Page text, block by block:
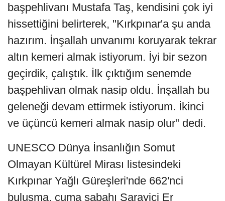
başpehlivanı Mustafa Taş, kendisini çok iyi
hissettiğini belirterek, "Kırkpınar'a şu anda
hazırım. İnşallah unvanımı koruyarak tekrar
altın kemeri almak istiyorum. İyi bir sezon
geçirdik, çalıştık. İlk çıktığım senemde
başpehlivan olmak nasip oldu. İnşallah bu
geleneği devam ettirmek istiyorum. İkinci
ve üçüncü kemeri almak nasip olur" dedi.
UNESCO Dünya İnsanlığın Somut
Olmayan Kültürel Mirası listesindeki
Kırkpınar Yağlı Güreşleri'nde 662'nci
buluşma, cuma sabahı Sarayiçi Er